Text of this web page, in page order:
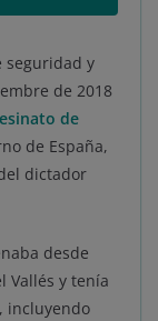
seguridad y
de 2018
de
de España,
dictador
desde
Vallés y tenía
incluyendo